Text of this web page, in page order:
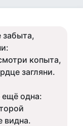
забыта,
копыта,
загляни.
ещё одна:
видна.